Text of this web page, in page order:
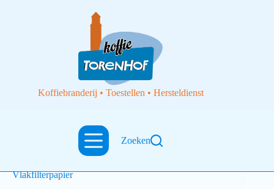
Koffiebranderij • Toestellen • Hersteldienst
Zoeken
Toebehoren
Vlakfilterpapier